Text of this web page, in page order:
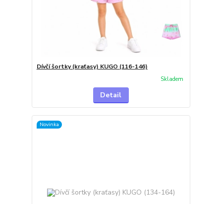
Dívčí šortky (kraťasy) KUGO (116-146)
Skladem
Detail
Novinka